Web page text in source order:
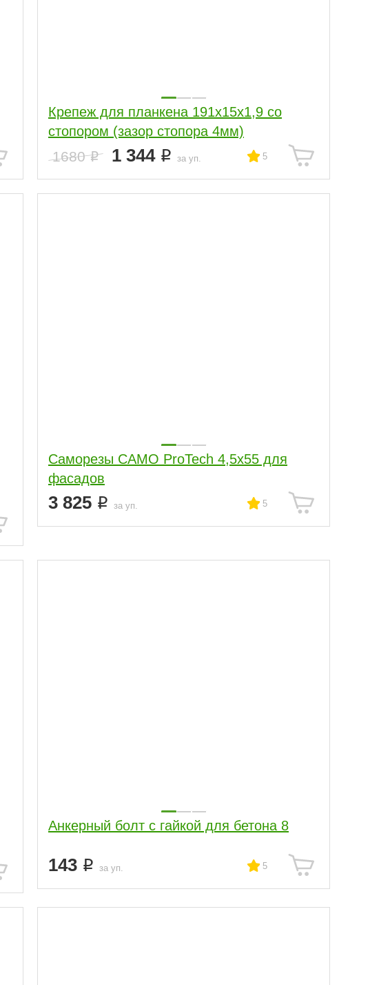
Крепеж для планкена 191х15х1,9 со
стопором (зазор стопора 4мм)
1680 1 344 за уп. 5
Саморезы CAMO ProTech 4,5x55 для
фасадов
3 825 за уп. 5
Анкерный болт с гайкой для бетона 8
143 за уп. 5